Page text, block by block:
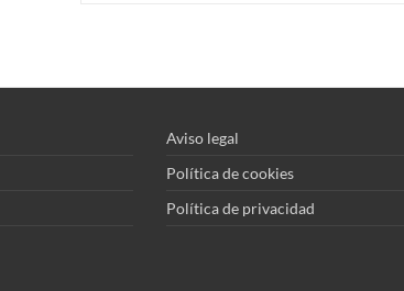
Aviso legal
Política de cookies
Política de privacidad